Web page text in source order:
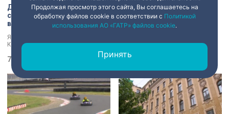
Два юных петербуржца
стали победителями
всероссийского конкурса
Якутская сказка и легенды
Калининграда в новых образах.
победителями всероссийского
конкурса «Моя страна — моя
Россия». Их работы с
использованием бересты, листьев
и янтаря дали новое прочтение
народным сюжетам.
7 августа 2026
Голый мужчина в квартире
жены: экс-сотрудник
прокуратуры рассказал,
почему совершил убийство
задержанный за убийство голого
мужчины, рассказал о причинах,
которые толкнули его на страшное
преступление. Два года назад он
вынес мертвеца из дома на улице
Луначарского, выдавая
бездыханного мужчину за
изрядно перебравшего приятеля.
6 августа 2026
Продолжая просмотр этого сайта, Вы соглашаетесь на
обработку файлов cookie в соответствии с Политикой
использования АО «ГАТР» файлов cookie.
Принять